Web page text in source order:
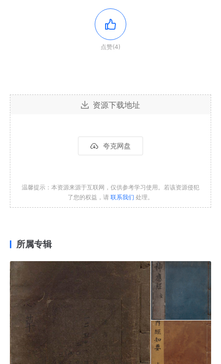
点赞(4)
资源下载地址
夸克网盘
温馨提示：本资源来源于互联网，仅供参考学习使用。若该资源侵犯
了您的权益，请 联系我们 处理。
所属专辑